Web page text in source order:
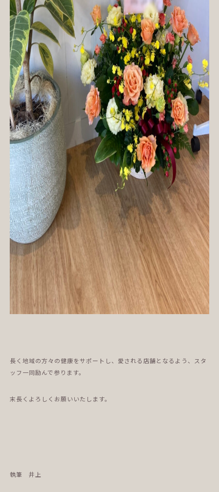
長く地域の方々の健康をサポートし、愛される店舗となるよう、スタ
ッフ一同励んで参ります。
末長くよろしくお願いいたします。
執筆 井上